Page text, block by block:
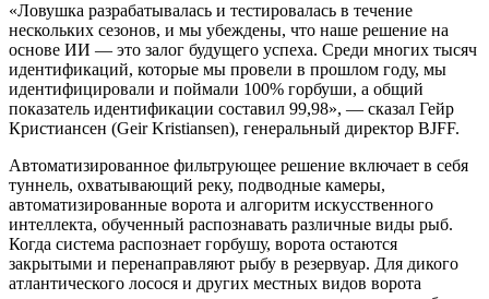
«Ловушка разрабатывалась и тестировалась в течение
нескольких сезонов, и мы убеждены, что наше решение на
основе ИИ — это залог будущего успеха. Среди многих тысяч
идентификаций, которые мы провели в прошлом году, мы
идентифицировали и поймали 100% горбуши, а общий
показатель идентификации составил 99,98», — сказал Гейр
Кристиансен (Geir Kristiansen), генеральный директор BJFF.
Автоматизированное фильтрующее решение включает в себя
туннель, охватывающий реку, подводные камеры,
автоматизированные ворота и алгоритм искусственного
интеллекта, обученный распознавать различные виды рыб.
Когда система распознает горбушу, ворота остаются
закрытыми и перенаправляют рыбу в резервуар. Для дикого
атлантического лосося и других местных видов ворота